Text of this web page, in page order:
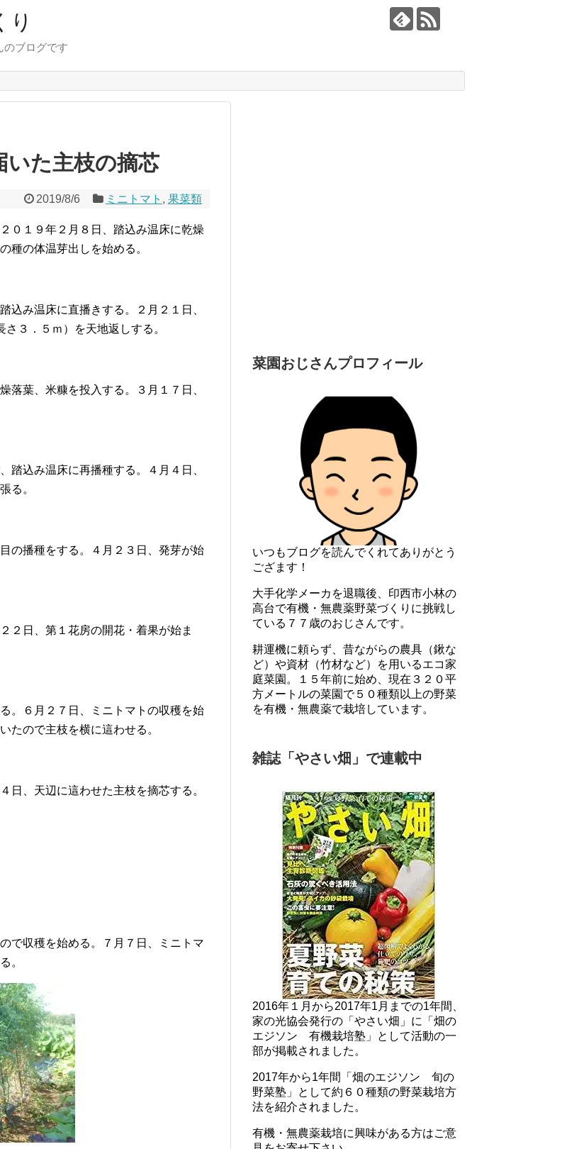
り
のブログです
いた主枝の摘芯
2019/8/6 ミニトマト , 果菜類
０１９年２月８日、踏込み温床に乾燥
種の体温芽出しを始める。
込み温床に直播きする。２月２１日、
３．５ｍ）を天地返しする。
落葉、米糠を投入する。３月１７日、
踏込み温床に再播種する。４月４日、
る。
の播種をする。４月２３日、発芽が始
２日、第１花房の開花・着果が始ま
。６月２７日、ミニトマトの収穫を始
たので主枝を横に這わせる。
日、天辺に這わせた主枝を摘芯する。
で収穫を始める。７月７日、ミニトマ
。
菜園おじさんプロフィール
いつもブログを読んでくれてありがとう
ござます！
大手化学メーカを退職後、印西市小林の
高台で有機・無農薬野菜づくりに挑戦し
ている７７歳のおじさんです。
耕運機に頼らず、昔ながらの農具（鍬な
ど）や資材（竹材など）を用いるエコ家
庭菜園。１５年前に始め、現在３２０平
方メートルの菜園で５０種類以上の野菜
を有機・無農薬で栽培しています。
雑誌「やさい畑」で連載中
2016年１月から2017年1月までの1年間、
家の光協会発行の「やさい畑」に「畑の
エジソン 有機栽培塾」として活動の一
部が掲載されました。
2017年から1年間「畑のエジソン 旬の
野菜塾」として約６０種類の野菜栽培方
法を紹介されました。
有機・無農薬栽培に興味がある方はご意